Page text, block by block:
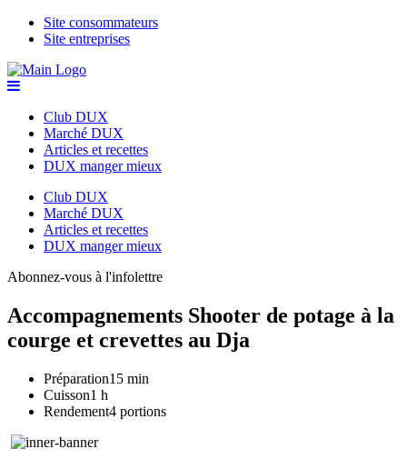
Site consommateurs
Site entreprises
Club DUX
Marché DUX
Articles et recettes
DUX manger mieux
Club DUX
Marché DUX
Articles et recettes
DUX manger mieux
Abonnez-vous à l'infolettre
Accompagnements Shooter de potage à la
courge et crevettes au Dja
Préparation15 min
Cuisson1 h
Rendement4 portions